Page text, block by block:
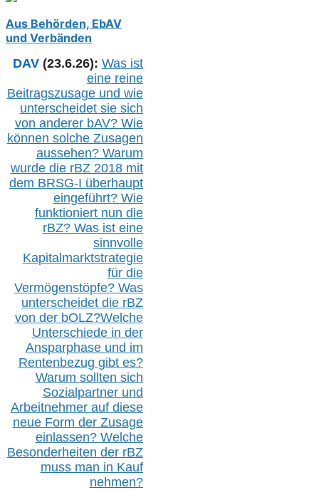
Aus Behörden, EbAV
und Verbänden
DAV (23.6.26): Was ist
eine reine
Beitragszusage und wie
unterscheidet sie sich
von anderer bAV? Wie
können solche Zusagen
aussehen? Warum
wurde die rBZ2018 mit
dem BRSG-I überhaupt
eingeführt? Wie
funktioniert nun die
rBZ? Was ist eine
sinnvolle
Kapitalmarktstrategie
für die
Vermögenstöpfe? Was
unterscheidet die rBZ
von der bOLZ?Welche
Unterschiede in der
Ansparphase und im
Rentenbezug gibt es?
Warum sollten sich
Sozialpartner und
Arbeitnehmer auf diese
neue Form der Zusage
einlassen? Welche
Besonderheiten der rBZ
muss man in Kauf
nehmen?